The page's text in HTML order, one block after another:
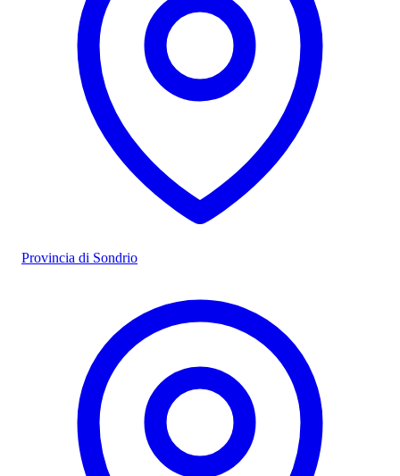
Provincia di Sondrio